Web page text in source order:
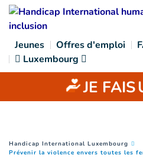
Goto main content
Jeunes Offres d'emploi
Luxembourg
JE FAIS
You are here :
Handicap International Luxembourg
Prévenir la violence envers toutes les